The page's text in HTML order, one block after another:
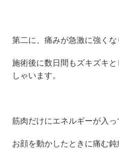
第二に、痛みが急激に強くな
施術後に数日間もズキズキ
しゃいます。
筋肉だけにエネルギーが入っ
お顔を動かしたときに痛む鈍